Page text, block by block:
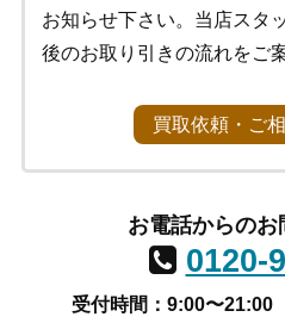
お知らせ下さい。当店スタ
後のお取り引きの流れをご
買取依頼・ご
お電話からの
0120-
受付時間：9:00〜21:00